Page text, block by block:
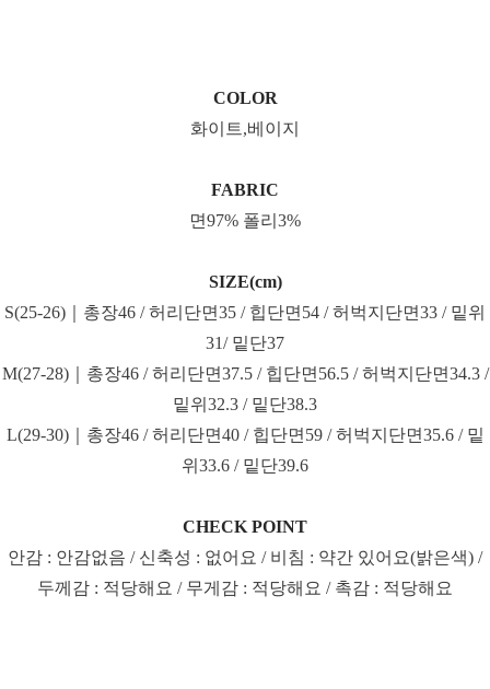
COLOR
화이트,베이지
FABRIC
면97% 폴리3%
SIZE(cm)
S(25-26)｜총장46 / 허리단면35 / 힙단면54 / 허벅지단면33 / 밑위
31/ 밑단37
M(27-28)｜총장46 / 허리단면37.5 / 힙단면56.5 / 허벅지단면34.3 /
밑위32.3 / 밑단38.3
L(29-30)｜총장46 / 허리단면40 / 힙단면59 / 허벅지단면35.6 / 밑
위33.6 / 밑단39.6
CHECK POINT
안감 : 안감없음 / 신축성 : 없어요 / 비침 : 약간 있어요(밝은색) /
두께감 : 적당해요 / 무게감 : 적당해요 / 촉감 : 적당해요